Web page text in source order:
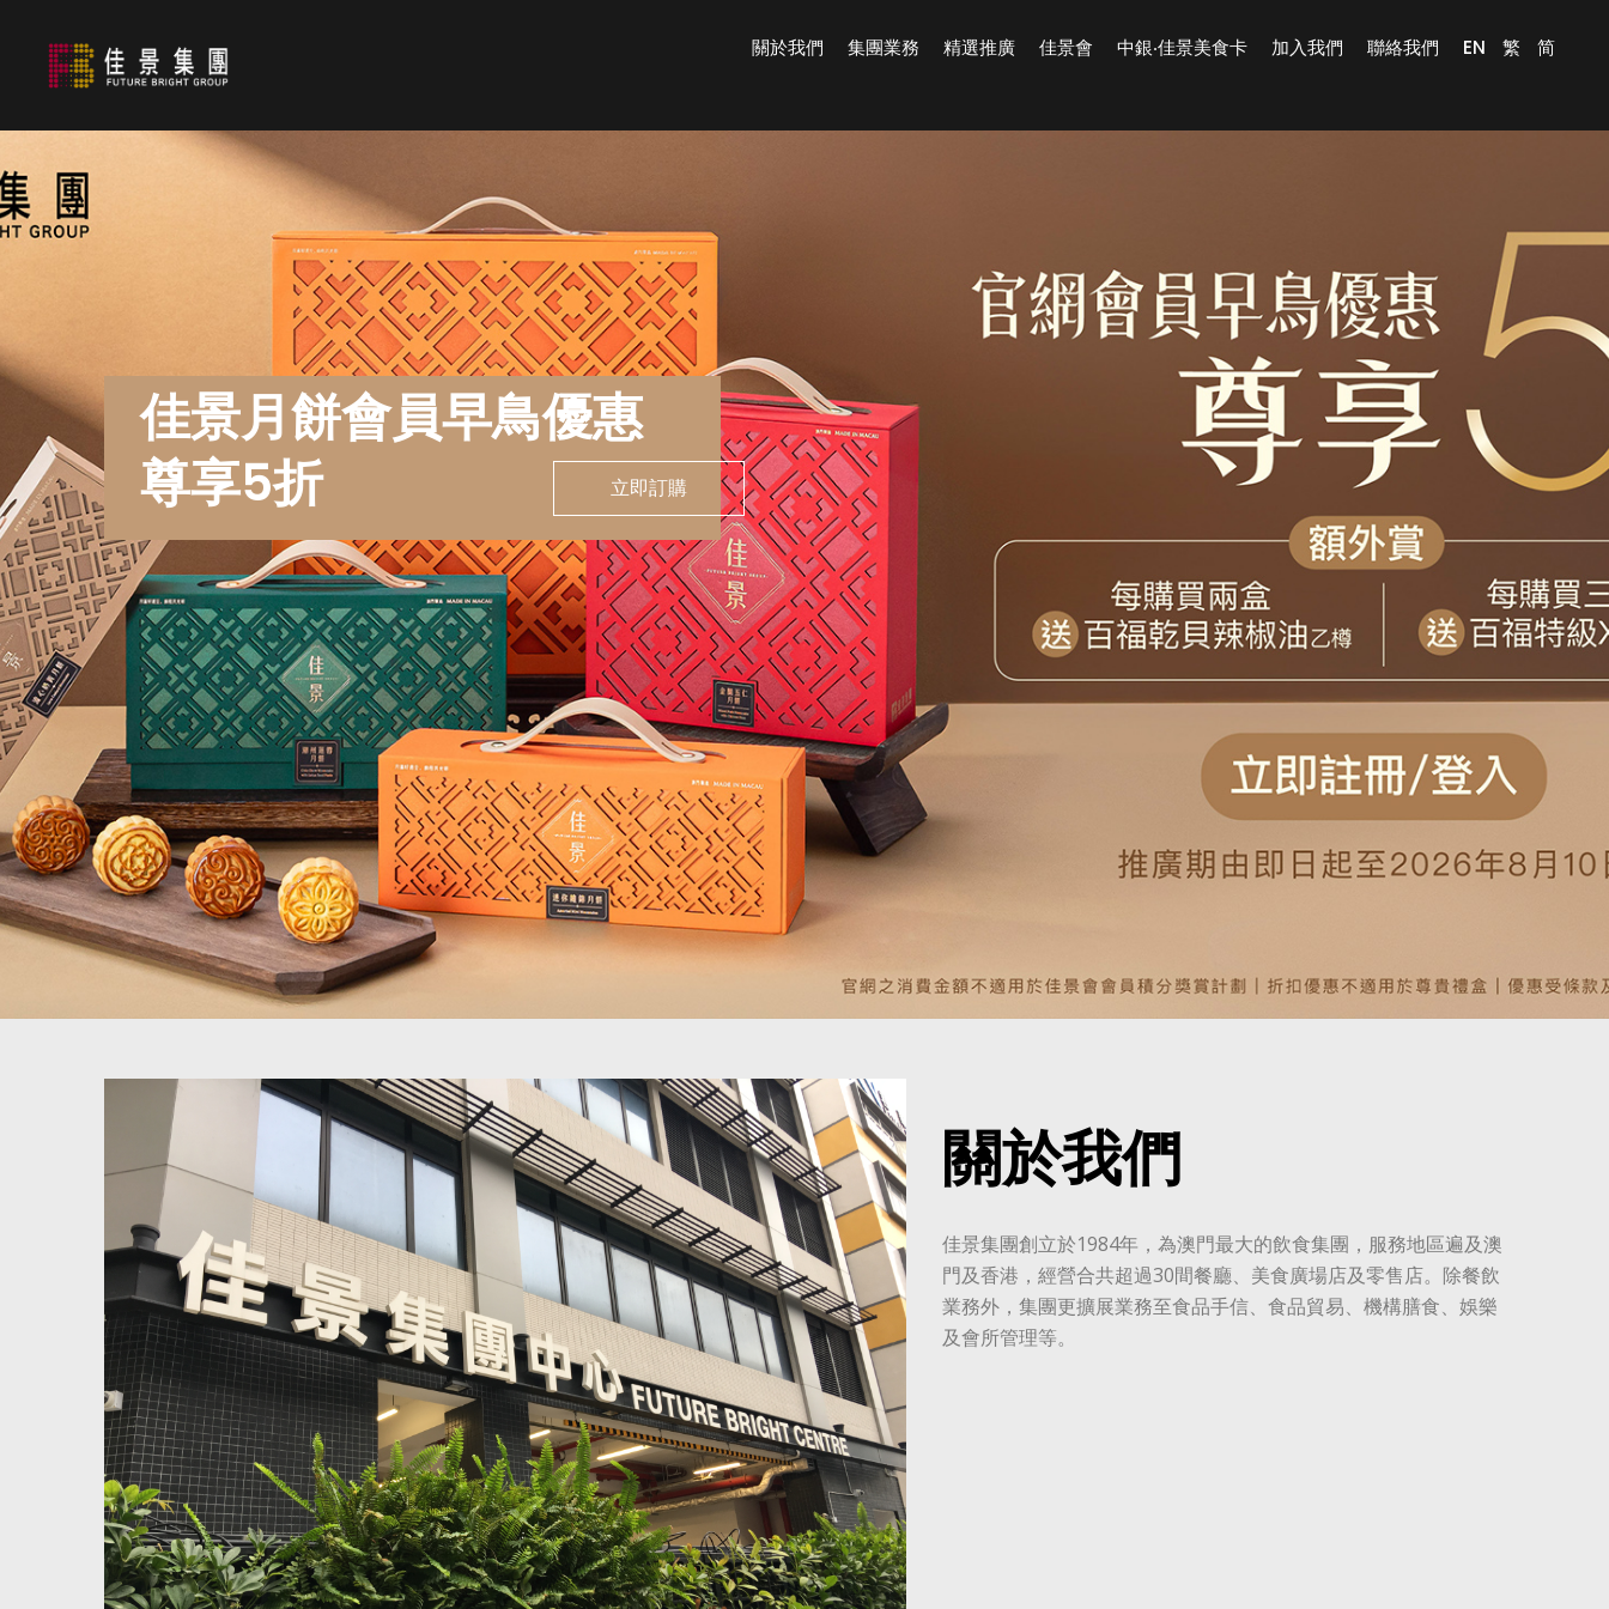
關於我們 集團業務 精選推廣 佳景會 中銀‧佳景美食卡 加入我們 聯絡我們 EN 繁 简
佳景月餅會員早鳥優惠
尊享5折
立即訂購
關於我們
佳景集團創立於1984年，為澳門最大的飲食集團，服務地區遍及澳
門及香港，經營合共超過30間餐廳、美食廣場店及零售店。除餐飲
業務外，集團更擴展業務至食品手信、食品貿易、機構膳食、娛樂
及會所管理等。